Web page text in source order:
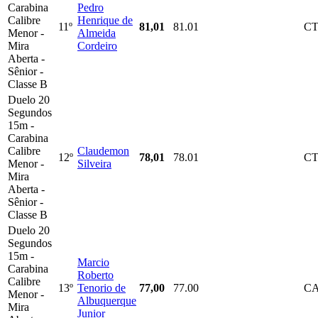
Carabina
Calibre
Menor -
Mira
Aberta -
Sênior -
Classe B
11º
Pedro
Henrique de
Almeida
Cordeiro
81,01 81.01
Duelo 20
Segundos
15m -
Carabina
Calibre
Menor -
Mira
Aberta -
Sênior -
Classe B
12º
Claudemon
Silveira
78,01 78.01
Duelo 20
Segundos
15m -
Carabina
Calibre
Menor -
Mira
13º
Marcio
Roberto
Tenorio de
Albuquerque
Junior
77,00 77.00